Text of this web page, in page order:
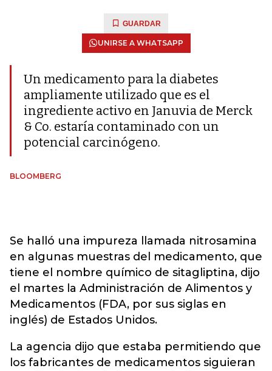
GUARDAR
UNIRSE A WHATSAPP
Un medicamento para la diabetes
ampliamente utilizado que es el
ingrediente activo en Januvia de Merck
& Co. estaría contaminado con un
potencial carcinógeno.
BLOOMBERG
Se halló una impureza llamada nitrosamina
en algunas muestras del medicamento, que
tiene el nombre químico de sitagliptina, dijo
el martes la Administración de Alimentos y
Medicamentos (FDA, por sus siglas en
inglés) de Estados Unidos.
La agencia dijo que estaba permitiendo que
los fabricantes de medicamentos siguieran